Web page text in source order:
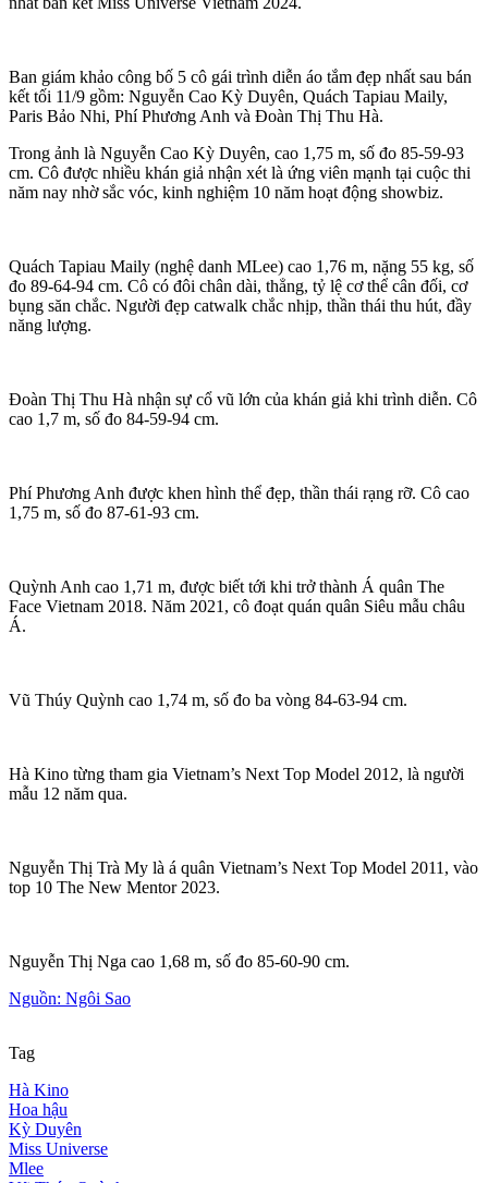
Ban giám khảo công bố 5 cô gái trình diễn áo tắm đẹp nhất sau bán
kết tối 11/9 gồm: Nguyễn Cao Kỳ Duyên, Quách Tapiau Maily,
Paris Bảo Nhi, Phí Phương Anh và Đoàn Thị Thu Hà.
Trong ảnh là Nguyễn Cao Kỳ Duyên, cao 1,75 m, số đo 85-59-93
cm. Cô được nhiều khán giả nhận xét là ứng viên mạnh tại cuộc thi
năm nay nhờ sắc vóc, kinh nghiệm 10 năm hoạt động showbiz.
Quách Tapiau Maily (nghệ danh MLee) cao 1,76 m, nặng 55 kg, số
đo 89-64-94 cm. Cô có đôi chân dài, thẳng, tỷ lệ cơ thể cân đối, cơ
bụng săn chắc. Người đẹp catwalk chắc nhịp, thần thái thu hút, đầy
năng lượng.
Đoàn Thị Thu Hà nhận sự cổ vũ lớn của khán giả khi trình diễn. Cô
cao 1,7 m, số đo 84-59-94 cm.
Phí Phương Anh được khen hình thể đẹp, thần thái rạng rỡ. Cô cao
1,75 m, số đo 87-61-93 cm.
Quỳnh Anh cao 1,71 m, được biết tới khi trở thành Á quân The
Face Vietnam 2018. Năm 2021, cô đoạt quán quân Siêu mẫu châu
Á.
Vũ Thúy Quỳnh cao 1,74 m, số đo ba vòng 84-63-94 cm.
Hà Kino từng tham gia Vietnam’s Next Top Model 2012, là người
mẫu 12 năm qua.
Nguyễn Thị Trà My là á quân Vietnam’s Next Top Model 2011, vào
top 10 The New Mentor 2023.
Nguyễn Thị Nga cao 1,68 m, số đo 85-60-90 cm.
Nguồn: Ngôi Sao
Tag
Hà Kino
Hoa hậu
Kỳ Duyên
Miss Universe
Mlee